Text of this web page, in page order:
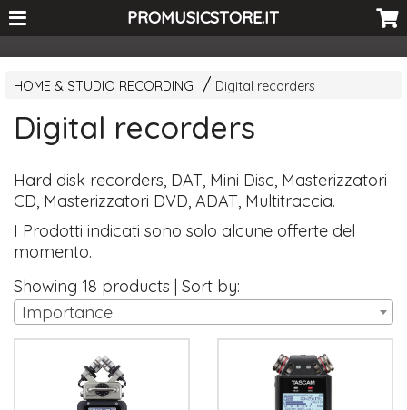
<-- Curio's GSC -->PROMUSICSTORE.IT
HOME & STUDIO RECORDING Digital recorders
Digital recorders
Hard disk recorders, DAT, Mini Disc, Masterizzatori
CD, Masterizzatori DVD, ADAT, Multitraccia.
I Prodotti indicati sono solo alcune offerte del
momento.
Showing 18 products | Sort by:
Importance